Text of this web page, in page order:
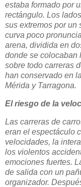
estaba formado por
rectángulo. Los
sus extremos por un
curva poco
arena, dividida en
donde se colocaban
sobre todo carreras
han conservado en
Mérida y Tarragona.
El riesgo de la
Las carreras de
eran el espectáculo
velocidades, la
los violentos
emociones fuertes.
de salida con un
organizador.